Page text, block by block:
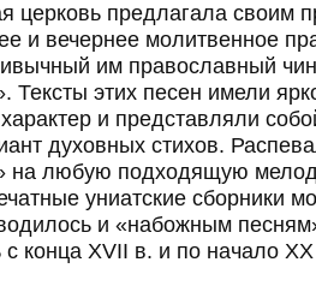
церковь предлагала своим
и вечернее молитвенное
им православный
Тексты этих песен имели
характер и представляли
духовных стихов.
на любую подходящую
униатские сборники
и «набожным
с конца XVII в. и по начало